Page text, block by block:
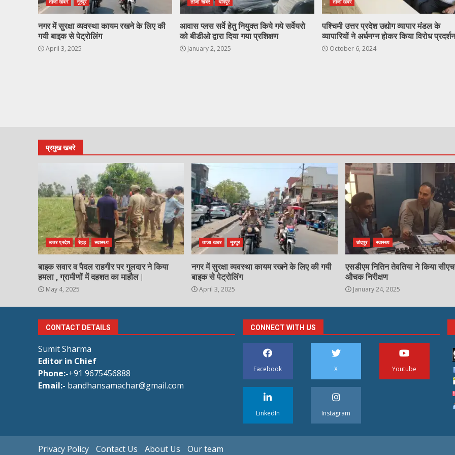
नगर में सुरक्षा व्यवस्था कायम रखने के लिए की
गयी बाइक से पेट्रोलिंग
April 3, 2025
आवास प्लस सर्वे हेतु नियुक्त किये गये सर्वेयरो
को बीडीओ द्वारा दिया गया प्रशिक्षण
January 2, 2025
पश्चिमी उत्तर प्रदेश उद्योग व्यापार मंडल के
व्यापारियों ने अर्धनग्न होकर किया विरोध प्रदर्शन
October 6, 2024
प्रमुख खबरे
उत्तर प्रदेश रेहड़ स्वास्थ्य
बाइक सवार व पैदल राहगीर पर गुलदार ने किया
हमला , ग्रामीणों में दहशत का माहौल |
May 4, 2025
ताजा खबर नूरपुर
नगर में सुरक्षा व्यवस्था कायम रखने के लिए की गयी
बाइक से पेट्रोलिंग
April 3, 2025
चांदपुर स्वास्थ्य
एसडीएम नितिन तेवतिया ने किया
औचक निरीक्षण
January 24, 2025
CONTACT DETAILS
Sumit Sharma
Editor in Chief
Phone:-+91 9675456888
Email:- bandhansamachar@gmail.com
CONNECT WITH US
Facebook X Youtube
LinkedIn Instagram
Privacy Policy Contact Us About Us Our team